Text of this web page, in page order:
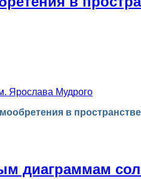
Ярослава Мудрого
в
диаграммам